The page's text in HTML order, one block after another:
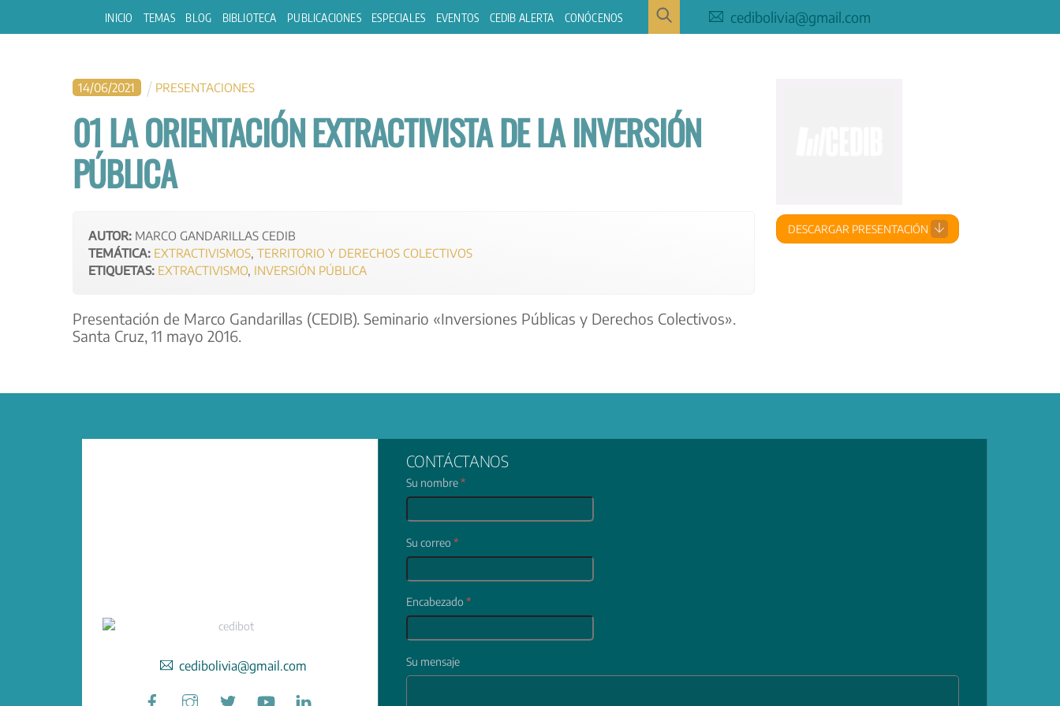
INICIO TEMAS BLOG BIBLIOTECA PUBLICACIONES ESPECIALES EVENTOS CEDIB ALERTA CONÓCENOS cedibolivia@gmail.com
14/06/2021 PRESENTACIONES
01 LA ORIENTACIÓN EXTRACTIVISTA DE LA INVERSIÓN
PÚBLICA
AUTOR:MARCO GANDARILLAS CEDIB
TEMÁTICA: EXTRACTIVISMOS, TERRITORIO Y DERECHOS COLECTIVOS
ETIQUETAS: EXTRACTIVISMO, INVERSIÓN PÚBLICA
Presentación de Marco Gandarillas (CEDIB). Seminario «Inversiones Públicas y Derechos Colectivos».
Santa Cruz, 11 mayo 2016.
DESCARGAR PRESENTACIÓN
cedibolivia@gmail.com
Facebook
CONTÁCTANOS
Su nombre*
Su correo *
Encabezado *
Su mensaje